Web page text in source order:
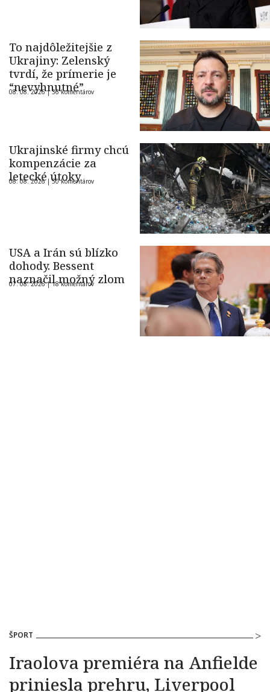
To najdôležitejšie z
Ukrajiny: Zelenský
tvrdí, že prímerie je
“nevyhnutné”
08. 08. 2026 |36 komentárov
Ukrajinské firmy chcú
kompenzácie za
letecké útoky
08. 08. 2026 |50 komentárov
USA a Irán sú blízko
dohody. Bessent
naznačil možný zlom
07. 08. 2026 |18 komentárov
ŠPORT